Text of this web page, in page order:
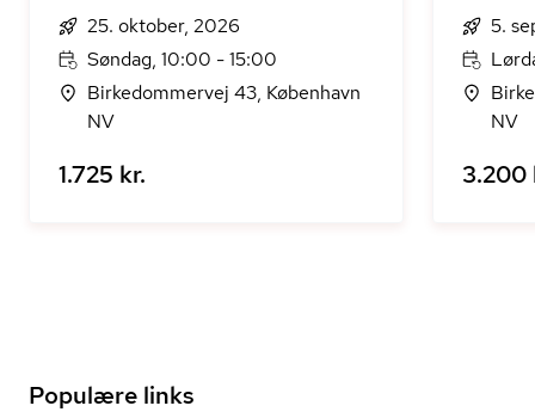
25. oktober, 2026
Søndag, 10:00 - 15:00
Birkedommervej 43, København
NV
1.725 kr.
5.
NV
3.200
Populære links